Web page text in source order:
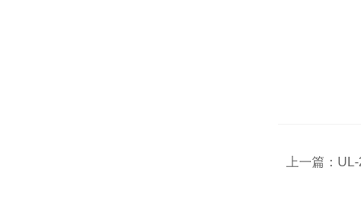
上一篇：